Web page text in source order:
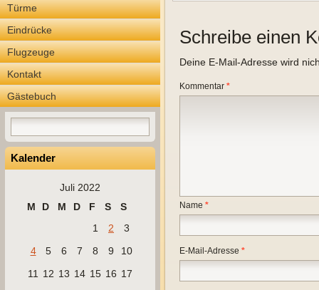
Türme
Eindrücke
Flugzeuge
Kontakt
Gästebuch
Kalender
Juli 2022
M
D M D F S
S
1
2
3
4
5 6 7 8 9
10
11
12 13 14 15 16 17
Schreibe einen
Deine E-Mail-Adresse wird
Kommentar *
Name *
E-Mail-Adresse *